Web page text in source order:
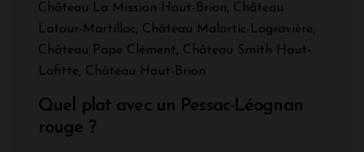
Château La Mission Haut-Brion, Château
Latour-Martillac, Château Malartic-Lagravière,
Château Pape Clément, Château Smith Haut-
Lafitte, Château Haut-Brion
Quel plat avec un Pessac-Léognan
rouge ?